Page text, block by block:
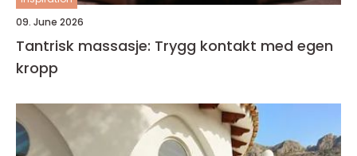
09. June 2026
Tantrisk massasje: Trygg kontakt med egen
kropp